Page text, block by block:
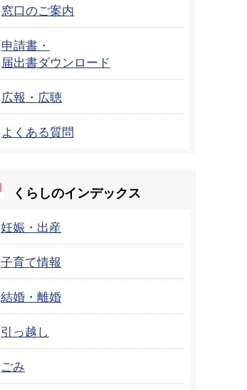
窓口のご案内
申請書・
届出書ダウンロード
広報・広聴
よくある質問
くらしのインデックス
妊娠・出産
子育て情報
結婚・離婚
引っ越し
ごみ